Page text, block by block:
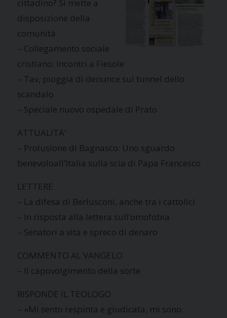
cittadino? Si mette a
disposizione della
comunità
– Collegamento sociale
cristiano: incontri a Fiesole
– Tav, pioggia di denunce sul tunnel dello
scandalo
– Speciale nuovo ospedale di Prato
ATTUALITA’
– Prolusione di Bagnasco: Uno sguardo
benevoloall’Italia sulla scia di Papa Francesco
LETTERE
– La difesa di Berlusconi, anche tra i cattolici
– In risposta alla lettera sull’omofobia
– Senatori a vita e spreco di denaro
COMMENTO AL VANGELO
– Il capovolgimento della sorte
RISPONDE IL TEOLOGO
– «Mi sento respinta e giudicata, mi sono